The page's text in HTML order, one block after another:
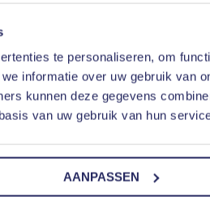
te personaliseren, om
informatie over uw gebruik van
kunnen deze gegevens
van uw gebruik van hun
AANPASSEN
en de Raadt is dé specialist
u ook hulp bieden. Het kan
de schuld te innen. Als uw
Het zal in veel gevallen zo
geëxecuteerd door